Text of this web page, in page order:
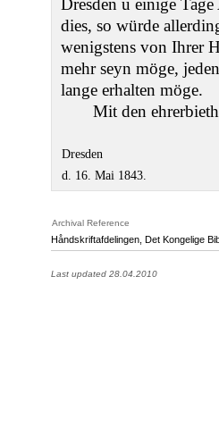
Dresden u einige
dies, so würde
wenigstens von Ihrer
mehr seyn möge,
lange erhalten möge.
Mit den
Dresden
d. 16. Mai 1843.
Archival Reference
Håndskriftafdelingen, Det Kongelige
Last updated 28.04.2010